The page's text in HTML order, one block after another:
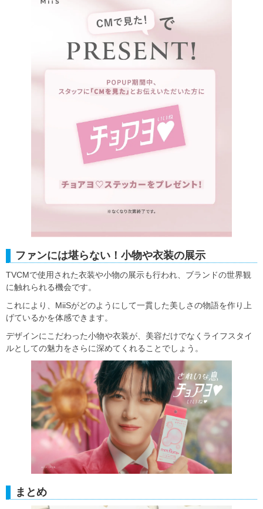
ファンには堪らない！小物や衣装の展示
TVCMで使用された衣装や小物の展示も行われ、ブランドの世界観
に触れられる機会です。
これにより、MiiSがどのようにして一貫した美しさの物語を作り上
げているかを体感できます。
デザインにこだわった小物や衣装が、美容だけでなくライフスタイ
ルとしての魅力をさらに深めてくれることでしょう。
まとめ